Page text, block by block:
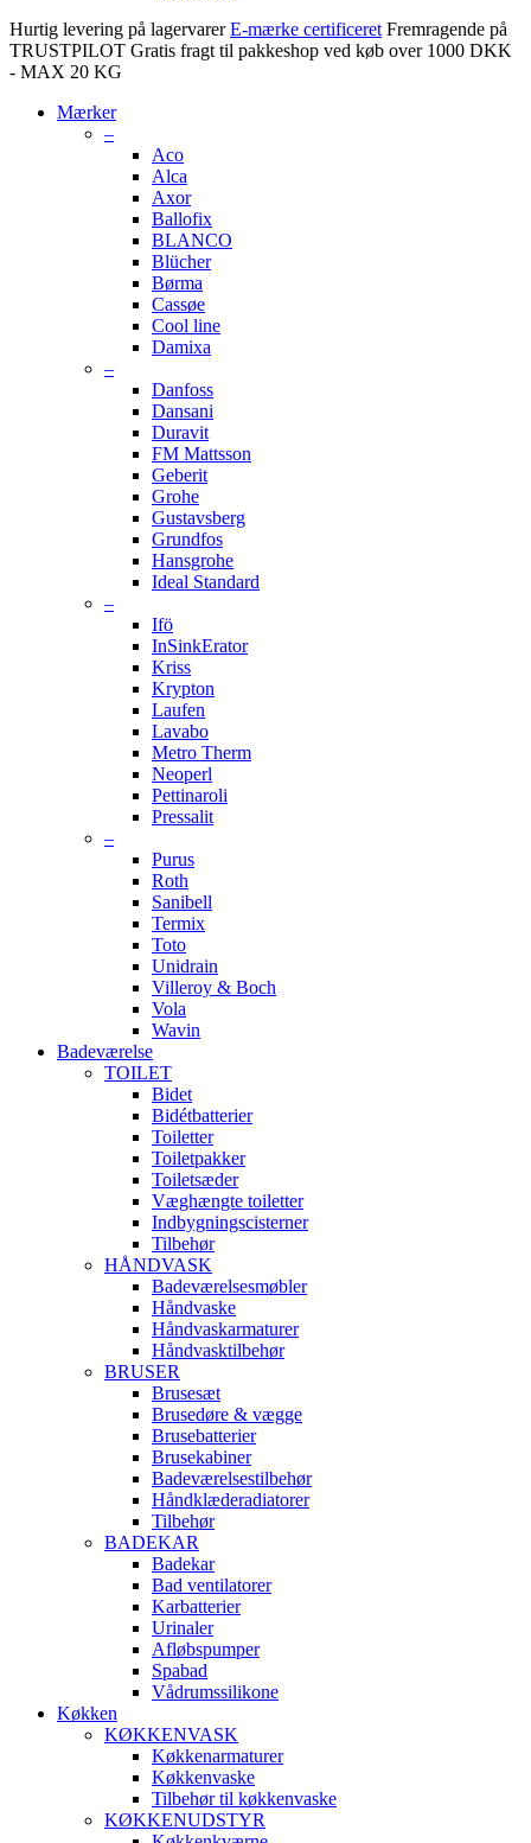
Hurtig levering på lagervarer E-mærke certificeret Fremragende på
TRUSTPILOT Gratis fragt til pakkeshop ved køb over 1000 DKK
- MAX 20 KG
Mærker
–
Aco
Alca
Axor
Ballofix
BLANCO
Blücher
Børma
Cassøe
Cool line
Damixa
–
Danfoss
Dansani
Duravit
FM Mattsson
Geberit
Grohe
Gustavsberg
Grundfos
Hansgrohe
Ideal Standard
–
Ifö
InSinkErator
Kriss
Krypton
Laufen
Lavabo
Metro Therm
Neoperl
Pettinaroli
Pressalit
–
Purus
Roth
Sanibell
Termix
Toto
Unidrain
Villeroy & Boch
Vola
Wavin
Badeværelse
TOILET
Bidet
Bidétbatterier
Toiletter
Toiletpakker
Toiletsæder
Væghængte toiletter
Indbygningscisterner
Tilbehør
HÅNDVASK
Badeværelsesmøbler
Håndvaske
Håndvaskarmaturer
Håndvasktilbehør
BRUSER
Brusesæt
Brusedøre & vægge
Brusebatterier
Brusekabiner
Badeværelsestilbehør
Håndklæderadiatorer
Tilbehør
BADEKAR
Badekar
Bad ventilatorer
Karbatterier
Urinaler
Afløbspumper
Spabad
Vådrumssilikone
Køkken
KØKKENVASK
Køkkenarmaturer
Køkkenvaske
Tilbehør til køkkenvaske
KØKKENUDSTYR